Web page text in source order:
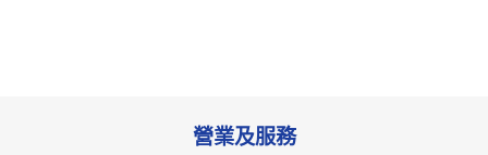
營業及服務